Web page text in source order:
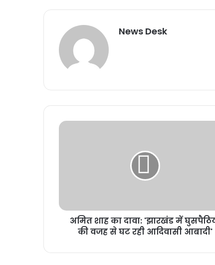
News Desk
अमित शाह का दावा: 'झारखंड में
की वजह से घट रही आदिवासी आबादी'